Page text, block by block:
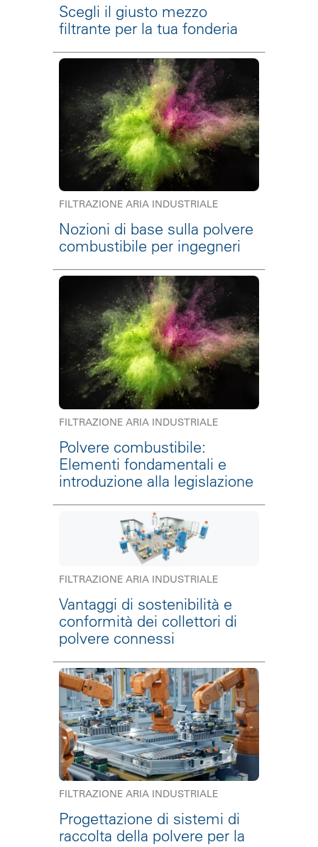
Scegli il giusto mezzo
filtrante per la tua fonderia
FILTRAZIONE ARIA INDUSTRIALE
Nozioni di base sulla polvere
combustibile per ingegneri
FILTRAZIONE ARIA INDUSTRIALE
Polvere combustibile:
Elementi fondamentali e
introduzione alla legislazione
FILTRAZIONE ARIA INDUSTRIALE
Vantaggi di sostenibilità e
conformità dei collettori di
polvere connessi
FILTRAZIONE ARIA INDUSTRIALE
Progettazione di sistemi di
raccolta della polvere per la